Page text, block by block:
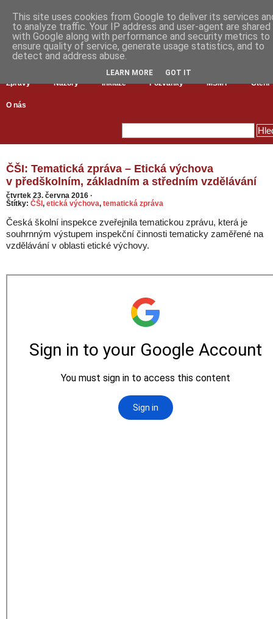
Zprávy Názory Inkluze Pozvánky MŠMT Čtení
O nás
ČŠI: Tematická zpráva – Etická výchova
v předškolním, základním a středním vzdělávání
čtvrtek 23. června 2016 ·
Štítky: ČŠI, etická výchova, tematická zpráva
Česká školní inspekce zveřejnila tematickou zprávu, která je
souhrnným výstupem inspekční činnosti tematicky zaměřené na
vzdělávání v oblasti etické výchovy.
This site uses cookies from Google to deliver its services
to analyze traffic. Your IP address and user-agent are shared
with Google along with performance and security metrics to
ensure quality of service, generate usage statistics, and to
detect and address abuse.
LEARN MORE GOT IT